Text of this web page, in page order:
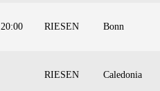
20:00 RIESEN Bonn
RIESEN Caledonia